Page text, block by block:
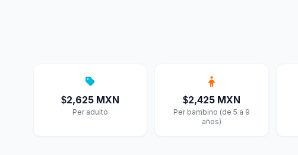
$2,625 MXN
Per adulto
$2,425 MXN
Per bambino (de 5 a 9
años)